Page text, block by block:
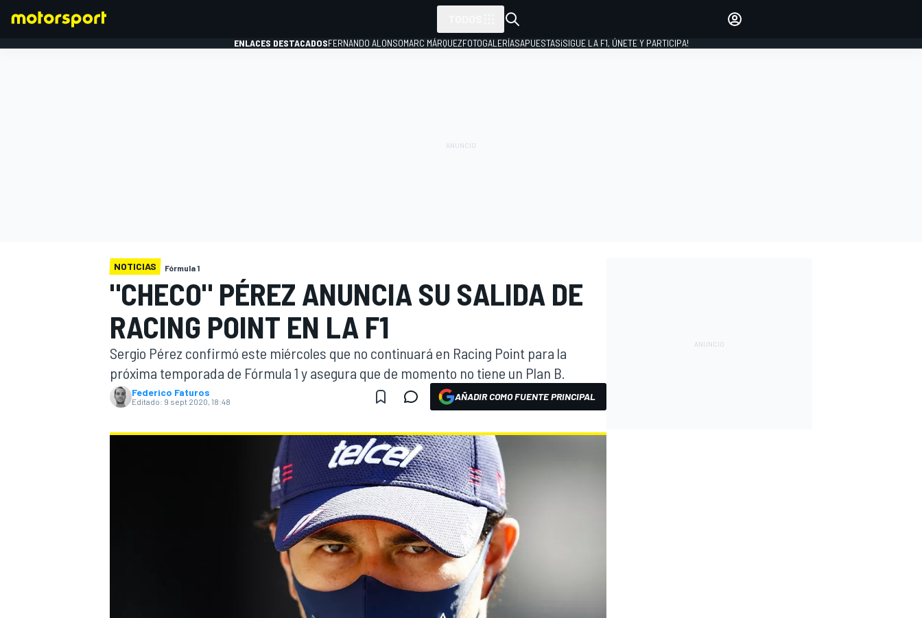
FÓRMULA E
ENLACES DESTACADOSFERNANDO ALONSOMARC MÁRQUEZFOTOGALERÍASAPUESTAS¡SIGUE LA F1, ÚNETE Y PARTICIPA!
NOTICIAS Fórmula 1
"CHECO" PÉREZ ANUNCIA SU SALIDA DE
RACING POINT EN LA F1
Sergio Pérez confirmó este miércoles que no continuará en Racing Point para la
próxima temporada de Fórmula 1 y asegura que de momento no tiene un Plan B.
Federico Faturos
Editado: 9 sept 2020, 18:48 AÑADIR COMO FUENTE PRINCIPAL